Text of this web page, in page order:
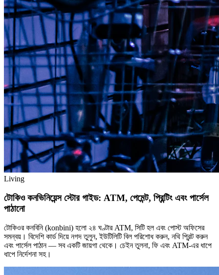
Living
টোকিও কনভিনিয়েন্স স্টোর গাইড: ATM, পেমেন্ট, প্রিন্টিং এবং পার্সেল
পাঠানো
টোকিওর কনবিনি (konbini) হলো ২৪ ঘণ্টার ATM, সিটি হল এবং পোস্ট অফিসের
সমন্বয়। বিদেশি কার্ড দিয়ে নগদ তুলুন, ইউটিলিটি বিল পরিশোধ করুন, নথি প্রিন্ট করুন
এবং পার্সেল পাঠান — সব একটি জায়গা থেকে। চেইন তুলনা, ফি এবং ATM-এর ধাপে
ধাপে নির্দেশনা সহ।